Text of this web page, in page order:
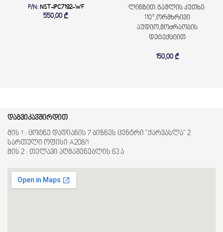
P/N: NST-IPC7192-WF
550,00 ₾
ლინზით.გაშლის კუთხე:
110°,ორმხრივი
აუდიო,მოძრაობის
დეტექციით
150,00 ₾
დაგვიკავშირდით
მის 1 : ცოტნე დადიანის 7 ბიზნეს ცენტრი "ქარვასლა" 2
სართული ოფისი A208/1
მის 2 : თელავი აღმაშენებლის 63 ა